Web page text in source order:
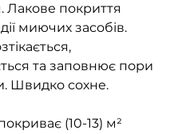
Лакове покриття
миючих засобів.
та заповнює пори
Швидко сохне.
(10-13) м²